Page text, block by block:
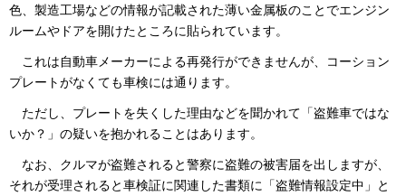
色、製造工場などの情報が記載された薄い金属板のことでエンジン
ルームやドアを開けたところに貼られています。
これは自動車メーカーによる再発行ができませんが、コーション
プレートがなくても車検には通ります。
ただし、プレートを失くした理由などを聞かれて「盗難車ではな
いか？」の疑いを抱かれることはあります。
なお、クルマが盗難されると警察に盗難の被害届を出しますが、
それが受理されると車検証に関連した書類に「盗難情報設定中」と